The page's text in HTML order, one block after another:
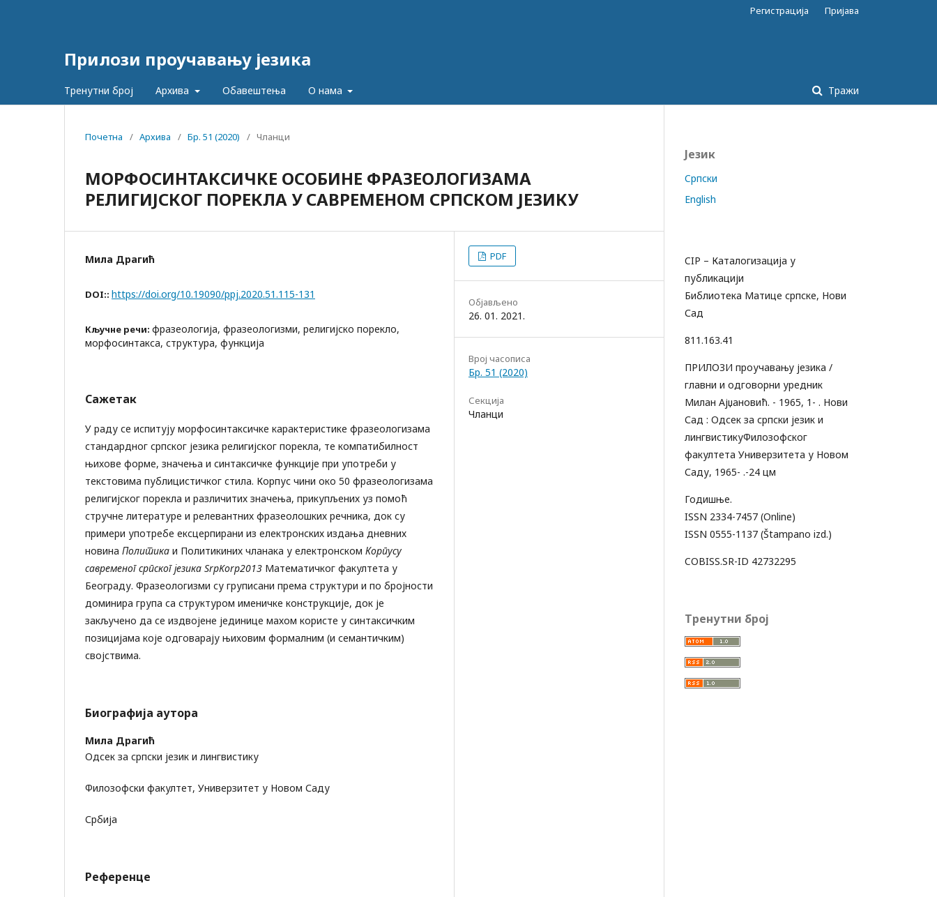
Прилози проучавању језика
Тренутни број Архива Обавештења О нама Тражи
Регистрација Пријава
Почетна / Архива / Бр. 51 (2020) / Чланци
МОРФОСИНТАКСИЧКЕ ОСОБИНЕ ФРАЗЕОЛОГИЗАМA
РЕЛИГИЈСКОГ ПОРЕКЛА У САВРЕМЕНОМ СРПСКОМ ЈЕЗИКУ
Мила Драгић
DOI:: https://doi.org/10.19090/ppj.2020.51.115-131
Кључне речи: фразеологија, фразеологизми, религијско порекло,
морфосинтакса, структура, функција
Сажетак
У раду се испитују морфосинтаксичке карактеристике фразеологизама
стандардног српског језика религијског порекла, те компатибилност
њихове форме, значења и синтаксичке функције при употреби у
текстовима публицистичког стила. Корпус чини око 50 фразеологизама
религијског порекла и различитих значења, прикупљених уз помоћ
стручне литературе и релевантних фразеолошких речника, док су
примери употребе ексцерпирани из електронских издања дневних
новина Политика и Политикиних чланака у електронском Корпусу
савременог српског језика SrpKorp2013 Математичког факултета у
Београду. Фразеологизми су груписани према структури и по бројности
доминира група са структуром именичке конструкције, док је
закључено да се издвојене јединице махом користе у синтаксичким
позицијама које одговарају њиховим формалним (и семантичким)
својствима.
Биографија аутора
Мила Драгић
Одсек за српски језик и лингвистику
Филозофски факултет, Универзитет у Новом Саду
Србија
Референце
PDF
Објављено
26. 01. 2021.
Bрој часописа
Бр. 51 (2020)
Секција
Чланци
Језик
Cрпски
English
CIP – Каталогизација у
публикацији
Библиотека Матице српске, Нови
Сад
811.163.41
ПРИЛОЗИ проучавању језика /
главни и одговорни уредник
Милан Ајџановић. - 1965, 1- . Нови
Сад : Одсек за српски језик и
лингвистикуФилозофског
факултета Универзитета у Новом
Саду, 1965- .-24 цм
Годишње.
ISSN 2334-7457 (Online)
ISSN 0555-1137 (Štampano izd.)
COBISS.SR-ID 42732295
Тренутни број